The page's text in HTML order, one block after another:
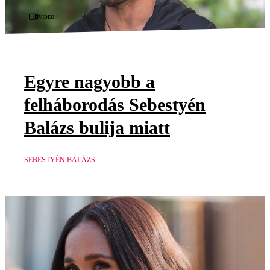
Videó
Egyre nagyobb a
felháborodás Sebestyén
Balázs bulija miatt
SEBESTYÉN BALÁZS